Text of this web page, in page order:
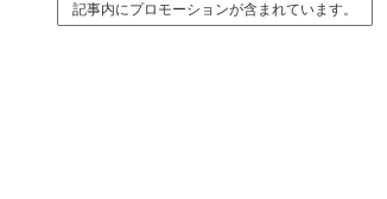
記事内にプロモーションが含まれています。